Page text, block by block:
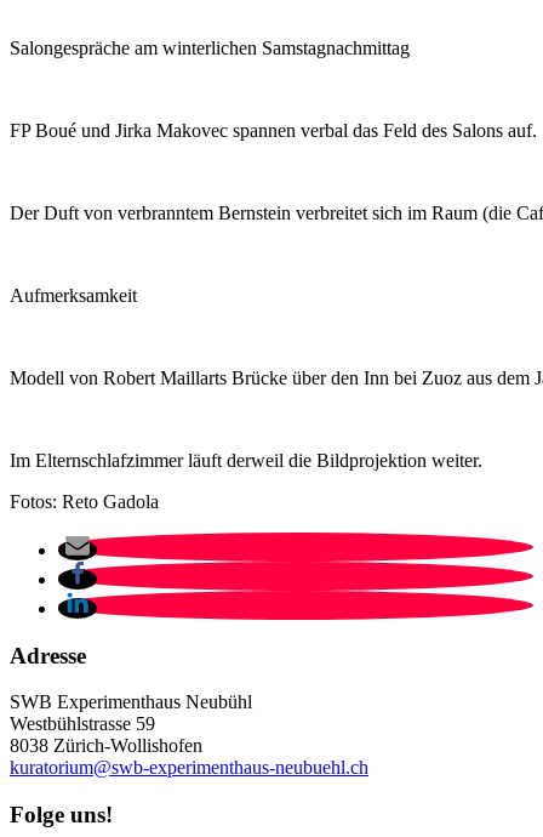
Salongespräche am winterlichen Samstagnachmittag
FP Boué und Jirka Makovec spannen verbal das Feld des Salons auf.
Der Duft von verbranntem Bernstein verbreitet sich im Raum (die
Aufmerksamkeit
Modell von Robert Maillarts Brücke über den Inn bei Zuoz aus dem
Im Elternschlafzimmer läuft derweil die Bildprojektion weiter.
Fotos: Reto Gadola
Adresse
SWB Experimenthaus Neubühl
Westbühlstrasse 59
8038 Zürich-Wollishofen
kuratorium@swb-experimenthaus-neubuehl.ch
Folge uns!